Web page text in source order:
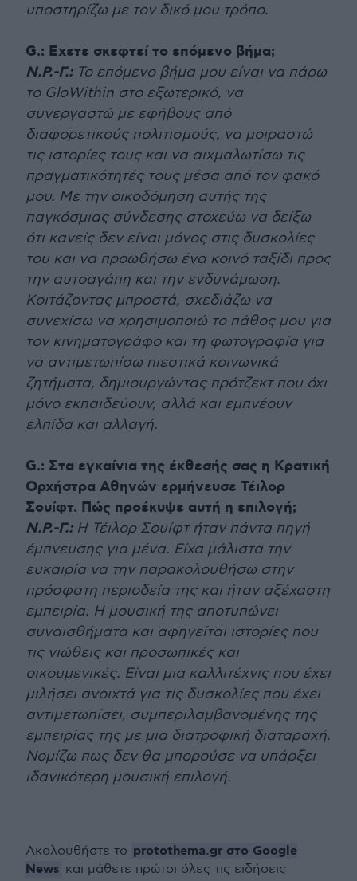
υποστηρίζω με τον δικό μου τρόπο.
G.: Εχετε σκεφτεί το επόμενο βήμα;
Ν.Ρ.-Γ.:Το επόμενο βήμα μου είναι να πάρω
το GloWithin στο εξωτερικό, να
συνεργαστώ με εφήβους από
διαφορετικούς πολιτισμούς, να μοιραστώ
τις ιστορίες τους και να αιχμαλωτίσω τις
πραγματικότητές τους μέσα από τον φακό
μου. Με την οικοδόμηση αυτής της
παγκόσμιας σύνδεσης στοχεύω να δείξω
ότι κανείς δεν είναι μόνος στις δυσκολίες
του και να προωθήσω ένα κοινό ταξίδι προς
την αυτοαγάπη και την ενδυνάμωση.
Κοιτάζοντας μπροστά, σχεδιάζω να
συνεχίσω να χρησιμοποιώ το πάθος μου για
τον κινηματογράφο και τη φωτογραφία για
να αντιμετωπίσω πιεστικά κοινωνικά
ζητήματα, δημιουργώντας πρότζεκτ που όχι
μόνο εκπαιδεύουν, αλλά και εμπνέουν
ελπίδα και αλλαγή.
G.: Στα εγκαίνια της έκθεσής σας η Κρατική
Ορχήστρα Αθηνών ερμήνευσε Τέιλορ
Σουίφτ. Πώς προέκυψε αυτή η επιλογή;
Ν.Ρ.-Γ.:Η Τέιλορ Σουίφτ ήταν πάντα πηγή
έμπνευσης για μένα. Είχα μάλιστα την
ευκαιρία να την παρακολουθήσω στην
πρόσφατη περιοδεία της και ήταν αξέχαστη
εμπειρία. Η μουσική της αποτυπώνει
συναισθήματα και αφηγείται ιστορίες που
τις νιώθεις και προσωπικές και
οικουμενικές. Είναι μια καλλιτέχνις που έχει
μιλήσει ανοιχτά για τις δυσκολίες που έχει
αντιμετωπίσει, συμπεριλαμβανομένης της
εμπειρίας της με μια διατροφική διαταραχή.
Νομίζω πως δεν θα μπορούσε να υπάρξει
ιδανικότερη μουσική επιλογή.
Ακολουθήστε το protothema.gr στο Google
News και μάθετε πρώτοι όλες τις ειδήσεις